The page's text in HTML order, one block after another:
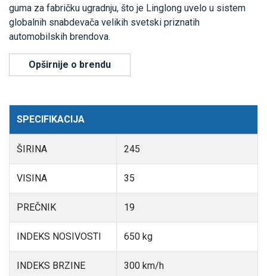
guma za fabričku ugradnju, što je Linglong uvelo u sistem
globalnih snabdevača velikih svetski priznatih
automobilskih brendova.
Opširnije o brendu
SPECIFIKACIJA
ŠIRINA 245
VISINA 35
PREČNIK 19
INDEKS NOSIVOSTI 650 kg
INDEKS BRZINE 300 km/h